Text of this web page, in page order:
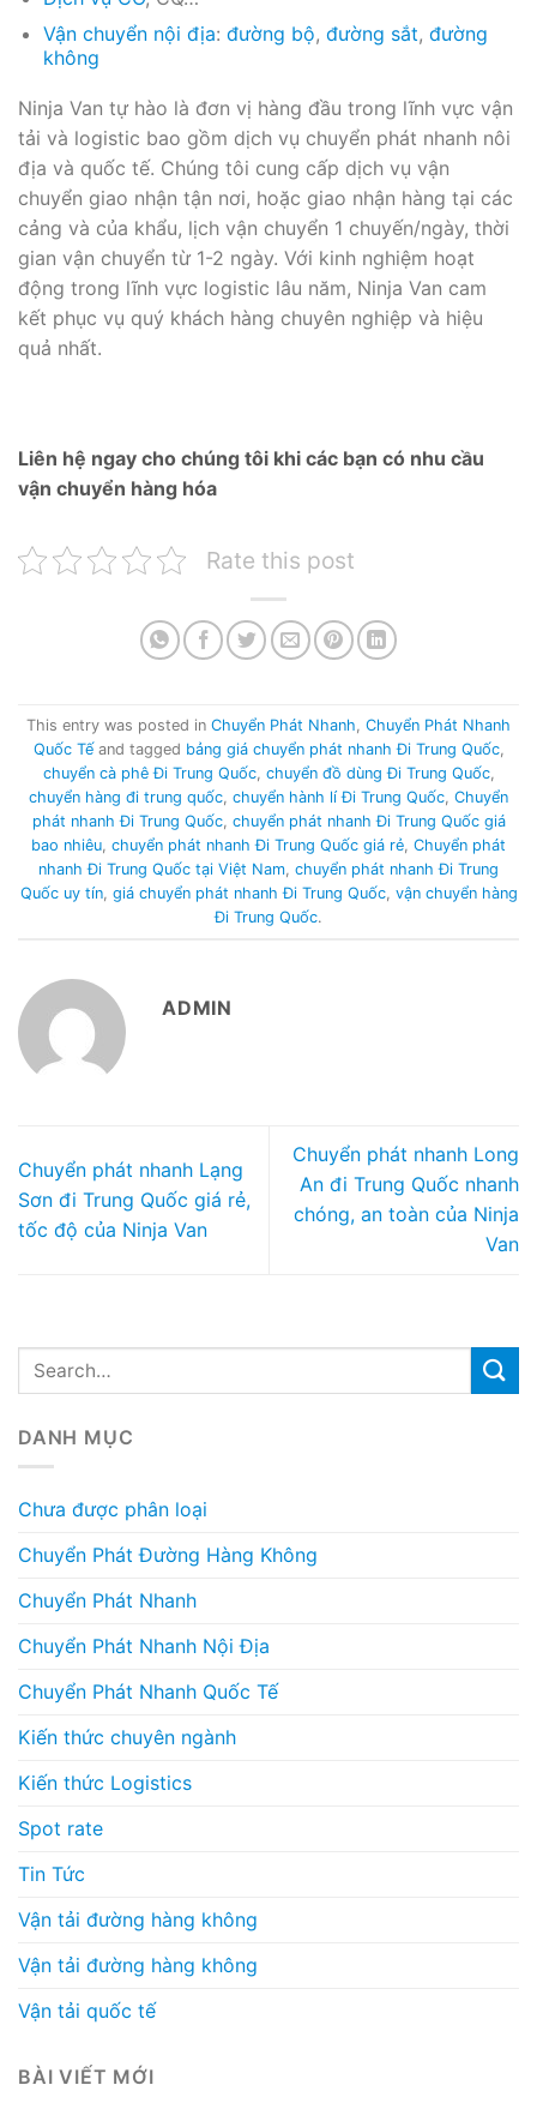
Vận chuyển nội địa: đường bộ, đường sắt, đường
không
Ninja Van tự hào là đơn vị hàng đầu trong lĩnh vực vận
tải và logistic bao gồm dịch vụ chuyển phát nhanh nôi
địa và quốc tế. Chúng tôi cung cấp dịch vụ vận
chuyển giao nhận tận nơi, hoặc giao nhận hàng tại các
cảng và của khẩu, lịch vận chuyển 1 chuyến/ngày, thời
gian vận chuyển từ 1-2 ngày. Với kinh nghiệm hoạt
động trong lĩnh vực logistic lâu năm, Ninja Van cam
kết phục vụ quý khách hàng chuyên nghiệp và hiệu
quả nhất.
Liên hệ ngay cho chúng tôi khi các bạn có nhu cầu
vận chuyển hàng hóa
Rate this post
This entry was posted in Chuyển Phát Nhanh Chuyển Phát Nhanh
Quốc Tếand tagged bảng giá chuyển phát nhanh Đi Trung Quốc,
chuyển cà phê Đi Trung Quốc, chuyển đồ dùng Đi Trung Quốc,
chuyển hàng đi trung quốc chuyển hành lí Đi Trung Quốc Chuyển
phát nhanh Đi Trung Quốc, chuyển phát nhanh Đi Trung Quốc giá
bao nhiêu chuyển phát nhanh Đi Trung Quốc giá rẻ Chuyển phát
nhanh Đi Trung Quốc tại Việt Nam chuyển phát nhanh Đi Trung
Quốc uy tín, giá chuyển phát nhanh Đi Trung Quốc, vận chuyển hàng
Đi Trung Quốc.
ADMIN
Chuyển phát nhanh Lạng
Sơn đi Trung Quốc giá rẻ,
tốc độ của Ninja Van
Chuyển phát nhanh Long
An đi Trung Quốc nhanh
chóng, an toàn của Ninja
Van
DANH MỤC
Chưa được phân loại
Chuyển Phát Đường Hàng Không
Chuyển Phát Nhanh
Chuyển Phát Nhanh Nội Địa
Chuyển Phát Nhanh Quốc Tế
Kiến thức chuyên ngành
Kiến thức Logistics
Spot rate
Tin Tức
Vận tải đường hàng không
Vận tải đường hàng không
Vận tải quốc tế
BÀI VIẾT MỚI